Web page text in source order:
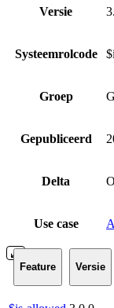
Versie
Systeemrolcode
Groep
Gepubliceerd
Delta
Use case
Feature Versie